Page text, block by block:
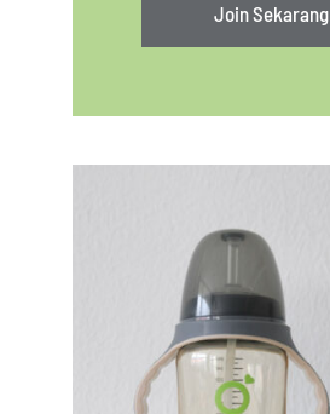
Join Sekarang